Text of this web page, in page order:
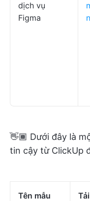
dịch vụ
Figma
👋🏾 Dưới đây là
tin cậy từ ClickUp
Tên mẫu
Tải